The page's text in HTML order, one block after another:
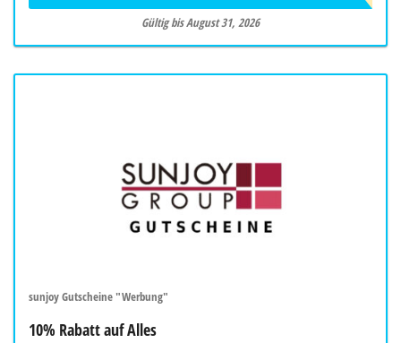
Gültig bis August 31, 2026
sunjoy Gutscheine "Werbung"
10% Rabatt auf Alles